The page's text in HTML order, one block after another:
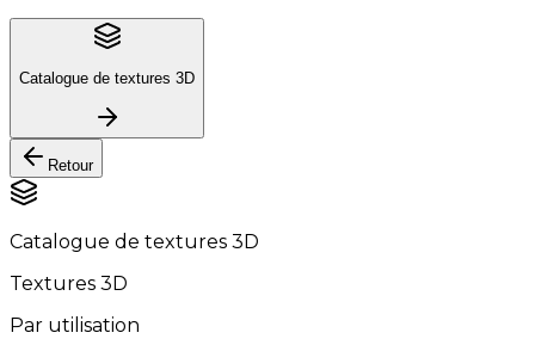
Catalogue de textures 3D
Retour
Catalogue de textures 3D
Textures 3D
Par utilisation